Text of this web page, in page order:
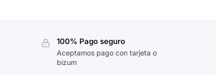
100% Pago seguro
Aceptamos pago con tarjeta o
bizum